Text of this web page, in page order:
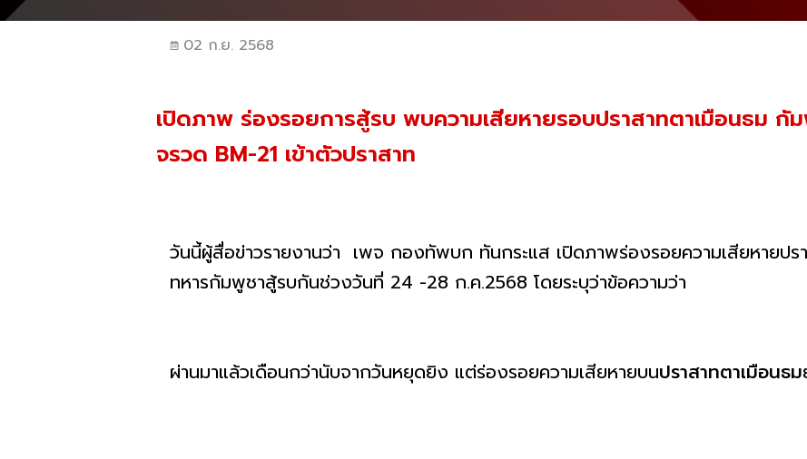
02 ก.ย. 2568
เปิดภาพ ร่องรอยการสู้รบ พบความเสียหายรอบปราสาทตาเมือนธม
จรวด BM-21 เข้าตัวปราสาท
วันนี้ผู้สื่อข่าวรายงานว่า เพจ กองทัพบก ทันกระแส เปิดภาพร่องรอยความเสียหายปร
ทหารกัมพูชาสู้รบกันช่วงวันที่ 24 -28 ก.ค.2568 โดยระบุว่าข้อความว่า
ผ่านมาแล้วเดือนกว่านับจากวันหยุดยิง แต่ร่องรอยความเสียหายบนปราสาทตาเมือนธม